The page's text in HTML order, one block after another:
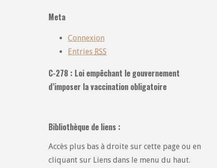
Meta
Connexion
Entries RSS
C-278 : Loi empêchant le gouvernement
d’imposer la vaccination obligatoire
Bibliothèque de liens :
Accès plus bas à droite sur cette page ou en
cliquant sur Liens dans le menu du haut.